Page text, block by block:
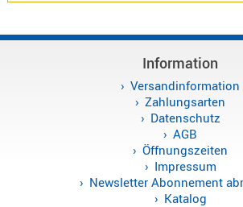
Information
Versandinformation
Zahlungsarten
Datenschutz
AGB
Öffnungszeiten
Impressum
Newsletter Abonnement
Katalog